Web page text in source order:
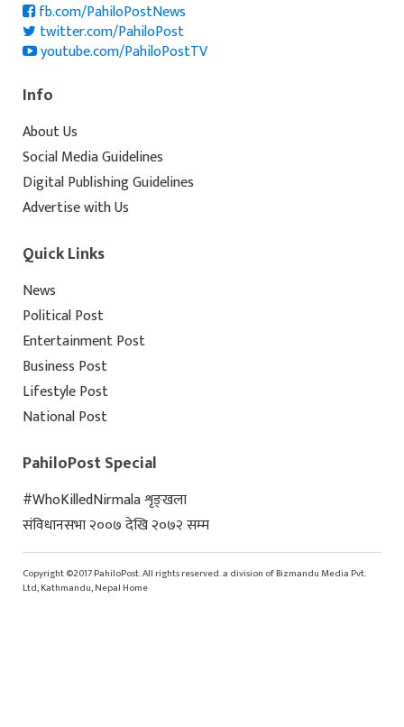
fb.com/PahiloPostNews
twitter.com/PahiloPost
youtube.com/PahiloPostTV
Info
About Us
Social Media Guidelines
Digital Publishing Guidelines
Advertise with Us
Quick Links
News
Political Post
Entertainment Post
Business Post
Lifestyle Post
National Post
PahiloPost Special
#WhoKilledNirmala शृङ्खला
संविधानसभा २००७ देखि २०७२ सम्म
Copyright ©2017 PahiloPost. All rights reserved. a division of Bizmandu Media Pvt.
Ltd, Kathmandu, Nepal Home